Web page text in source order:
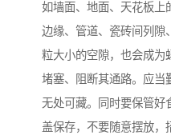
如墙面、地面、天花板上
边缘、管道、瓷砖间列隙
粒大小的空隙，也会成为
堵塞、阻断其通路。应当
无处可藏。同时要保管好
盖保存，不要随意摆放，